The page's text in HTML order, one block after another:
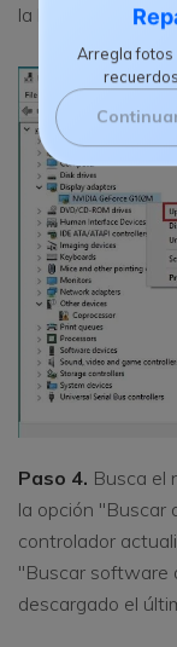
Arregla fotos
la lista que
Paso 4. Busca el
la opción
controlador
"Buscar software
descargado el